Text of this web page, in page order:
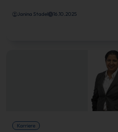
Janina Stadel 16.10.2025
Karriere